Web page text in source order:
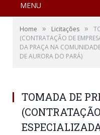
MENU
Home » Licitações »
(CONTRATAÇÃO DE
DA PRAÇA NA
DE AURORA DO PARÁ)
TOMADA DE